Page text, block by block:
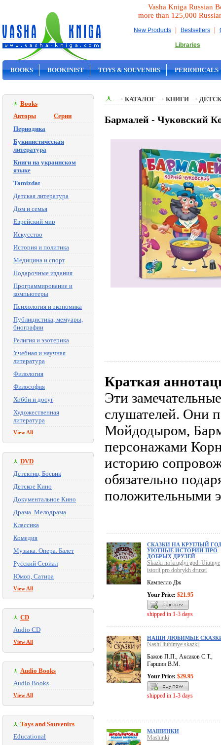
Vasha Kniga Russian
more than 125,000
New Products | Bestsellers |
Libraries
BOOKS BOOKINIST TOYS & SOUVENIRS PERIODICALS
Books
Авторы
Серии
Периодика
Букинистическая
литература
Книги на украинском
языке
Tamizdat
Детская литература
Дом и семья
Еврейский мир
Искусство
История и политика
Медицина и спорт
Подарочные издания
Программирование и
компьютеры
Психология и экономика
Публицистика, мемуары,
биографии
Религия и эзотерика
Учебная и научная
литература
Филология
Философия
Хобби и досуг
Художественная
литература
View All
DVD
Детектив, Боевик
Детское Кино
Документальное Кино
Драма. Мелодрама
Классика
Комедия
Музыка. Опера. Балет
Русский Сериал
Юмор, Сатира
View All
CD
Audio CD
View All
Audio Books
Audio Books
View All
Toys and Souvenirs
Educational
КАТАЛОГ КНИГИ
Бармалей - Чуковский
Краткая
Эти
слушателей. Они
Мойдодыром,
персонажами
историю
обязательно
положительными
СКАЗКИ НА КРУГЛЫЙ
УЮТНЫЕ ИСТОРИИ ПРО
ДОБРЫХ ДРУЗЕЙ
Skazki na kruglyi god. Uiutnye
istorii pro dobrykh druzei
Кампелло Дж
Your Price: $21.95
shipped in 1-3 days
НАШИ ЛЮБИМЫЕ
Nashi liubimye skazki
Бажов П.П., Аксаков С.Т.,
Гаршин В.М.
Your Price: $29.95
shipped in 1-3 days
МАШИНКИ
Mashinki